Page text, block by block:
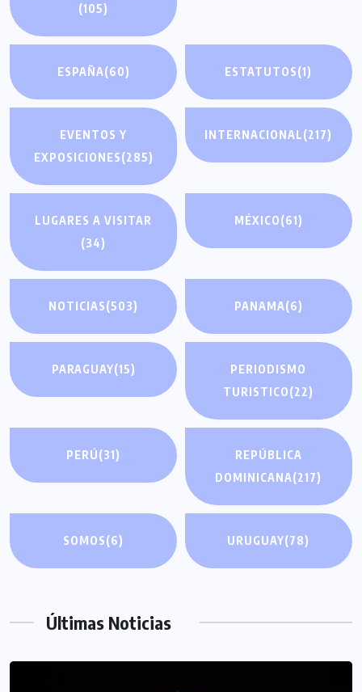
(105)
ESPAÑA(60) ESTATUTOS(1)
EVENTOS Y
EXPOSICIONES(285)
INTERNACIONAL(217)
LUGARES A VISITAR
(34)
MÉXICO(61)
NOTICIAS(503) PANAMA(6)
PARAGUAY(15)
PERIODISMO
TURISTICO(22)
PERÚ(31)
REPÚBLICA
DOMINICANA(217)
SOMOS(6) URUGUAY(78)
Últimas Noticias